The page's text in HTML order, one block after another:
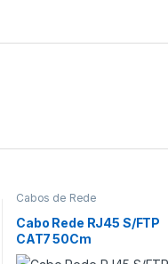
Cabos de Rede
Cabo Rede RJ45 S/FTP
CAT7 50Cm